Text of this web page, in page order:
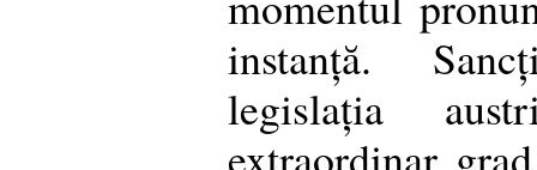
instanță.
legislația
extraordinar